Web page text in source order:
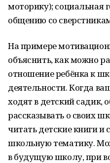
моторику); социальная
общению со
На примере
объяснить, как можно
отношение ребёнка к
деятельности. Когда
ходят в детский садик,
рассказывать о своих
читать детские книги
школьную тематику.
в будущую школу, при